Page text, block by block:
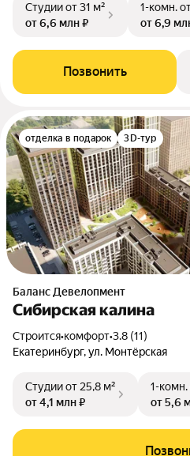
Студииот 31 м²
от 6,6 млн ₽
1-комн.
от 6,9
Позвонить
отделка в подарок 3D-тур
Баланс Девелопмент
Сибирская калина
Строится•комфорт•3.8 (11)
Екатеринбург, ул. Монтёрская
Студииот 25,8 м²
от 4,1 млн ₽
1-комн.
от 5,6